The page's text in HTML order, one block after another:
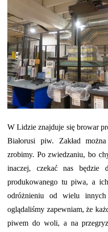
W Lidzie znajduje się browar
Białorusi piw. Zakład
zrobimy. Po zwiedzaniu, bo
inaczej, czekać nas będzie
produkowanego tu piwa, a
odróżnieniu od wielu
oglądaliśmy zapewniam, że
piwem do woli, a na